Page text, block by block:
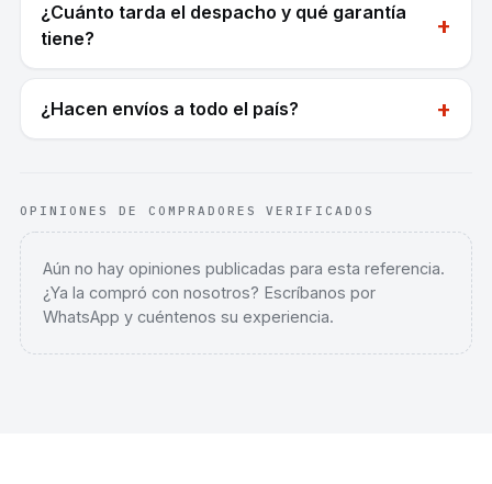
¿Cuánto tarda el despacho y qué garantía
tiene?
+
¿Hacen envíos a todo el país? +
OPINIONES DE COMPRADORES VERIFICADOS
Aún no hay opiniones publicadas para esta referencia.
¿Ya la compró con nosotros? Escríbanos por
WhatsApp y cuéntenos su experiencia.